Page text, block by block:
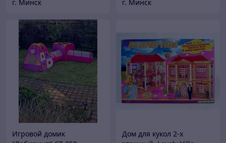
г. Минск
г. Минск
Игровой домик
Дом для кукол 2-х